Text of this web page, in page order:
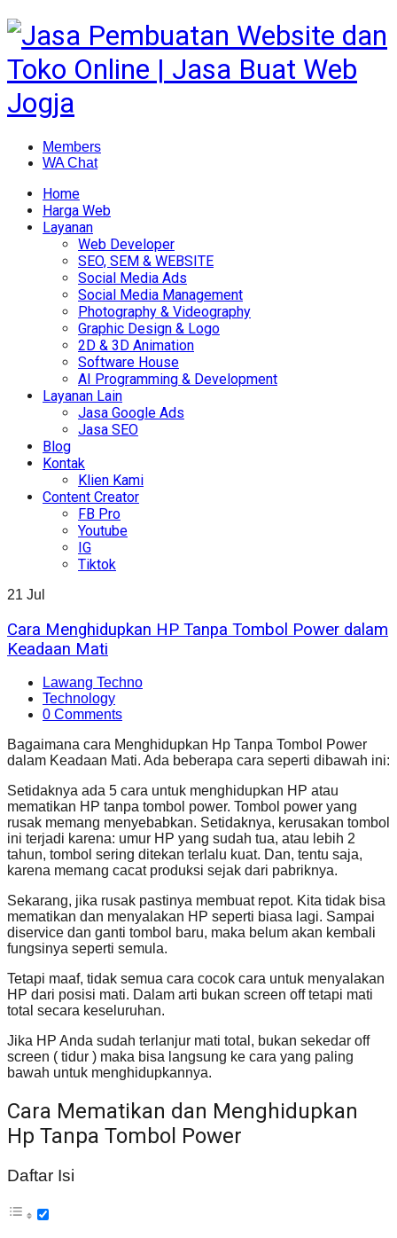
Members
WA Chat
Home
Harga Web
Layanan
Web Developer
SEO, SEM & WEBSITE
Social Media Ads
Social Media Management
Photography & Videography
Graphic Design & Logo
2D & 3D Animation
Software House
AI Programming & Development
Layanan Lain
Jasa Google Ads
Jasa SEO
Blog
Kontak
Klien Kami
Content Creator
FB Pro
Youtube
IG
Tiktok
21 Jul
Cara Menghidupkan HP Tanpa Tombol Power dalam
Keadaan Mati
Lawang Techno
Technology
0 Comments
Bagaimana cara Menghidupkan Hp Tanpa Tombol Power
dalam Keadaan Mati. Ada beberapa cara seperti dibawah ini:
Setidaknya ada 5 cara untuk menghidupkan HP atau
mematikan HP tanpa tombol power. Tombol power yang
rusak memang menyebabkan. Setidaknya, kerusakan tombol
ini terjadi karena: umur HP yang sudah tua, atau lebih 2
tahun, tombol sering ditekan terlalu kuat. Dan, tentu saja,
karena memang cacat produksi sejak dari pabriknya.
Sekarang, jika rusak pastinya membuat repot. Kita tidak bisa
mematikan dan menyalakan HP seperti biasa lagi. Sampai
diservice dan ganti tombol baru, maka belum akan kembali
fungsinya seperti semula.
Tetapi maaf, tidak semua cara cocok cara untuk menyalakan
HP dari posisi mati. Dalam arti bukan screen off tetapi mati
total secara keseluruhan.
Jika HP Anda sudah terlanjur mati total, bukan sekedar off
screen ( tidur ) maka bisa langsung ke cara yang paling
bawah untuk menghidupkannya.
Cara Mematikan dan Menghidupkan
Hp Tanpa Tombol Power
Daftar Isi